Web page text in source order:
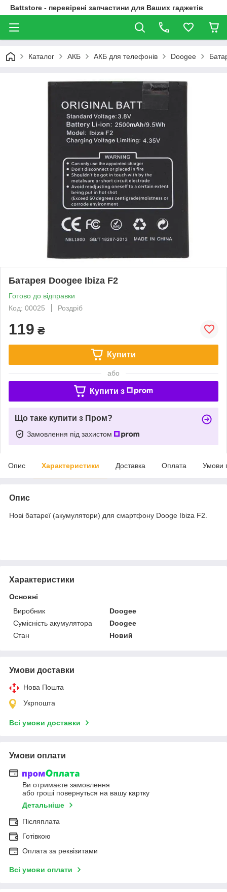
Battstore - перевірені запчастини для Ваших гаджетів
Каталог АКБ АКБ для телефонів Doogee
Батарея Doogee Ibiza F2
Готово до відправки
Код: 00025
Роздріб
119 ₴
Купити
або
Купити з
Що таке купити з Пром?
Замовлення під захистом
Опис Характеристики Доставка Оплата Умови
Опис
Нові батареї (акумулятори) для смартфону Dooge Ibiza F2.
Характеристики
Основні
Виробник
Doogee
Сумісність акумулятора
Doogee
Стан
Новий
Умови доставки
Нова Пошта
Укрпошта
Всі умови доставки
Умови оплати
Ви отримаєте замовлення
або гроші повернуться на вашу картку
Детальніше
Післяплата
Готівкою
Оплата за реквізитами
Всі умови оплати